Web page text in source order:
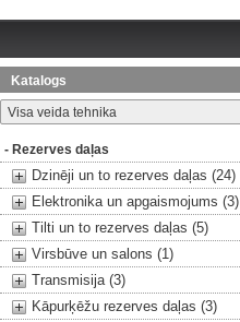
Katalogs
- Rezerves daļas
Dzinēji un to rezerves daļas (24)
Elektronika un apgaismojums (3)
Tilti un to rezerves daļas (5)
Virsbūve un salons (1)
Transmisija (3)
Kāpurķēžu rezerves daļas (3)